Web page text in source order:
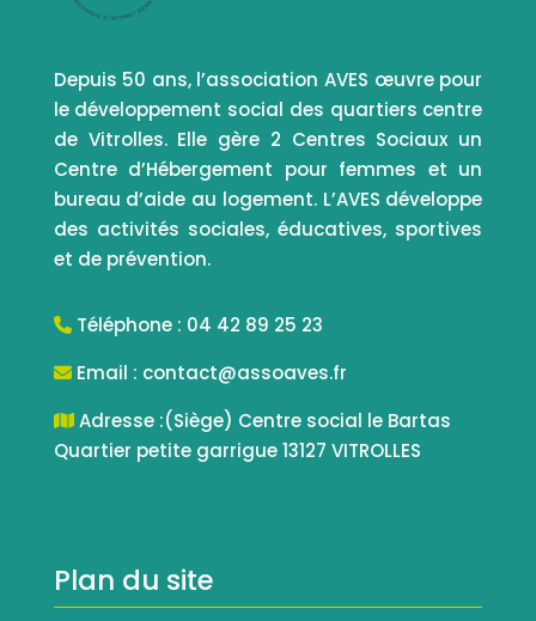
Depuis 50 ans, l’association AVES œuvre pour
le développement social des quartiers centre
de Vitrolles. Elle gère 2 Centres Sociaux un
Centre d’Hébergement pour femmes et un
bureau d’aide au logement. L’AVES développe
des activités sociales, éducatives, sportives
et de prévention.
Téléphone : 04 42 89 25 23
Email : contact@assoaves.fr
Adresse :(Siège) Centre social le Bartas
Quartier petite garrigue 13127 VITROLLES
Plan du site